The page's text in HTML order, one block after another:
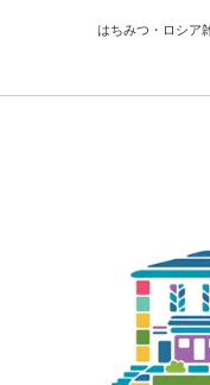
はちみつ・ロシア